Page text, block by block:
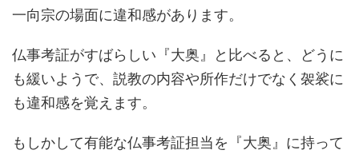
一向宗の場面に違和感があります。
仏事考証がすばらしい『大奥』と比べると、どうに
も緩いようで、説教の内容や所作だけでなく袈裟に
も違和感を覚えます。
もしかして有能な仏事考証担当を『大奥』に持って